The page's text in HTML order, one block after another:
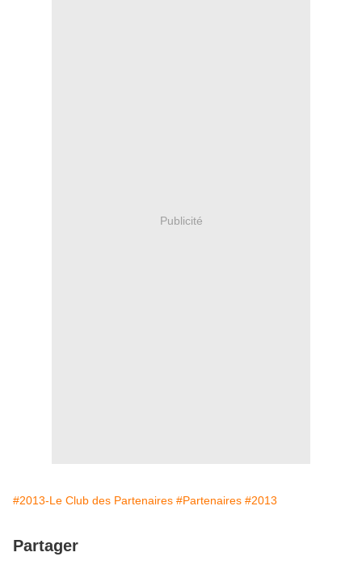
Publicité
#2013-Le Club des Partenaires #Partenaires #2013
Partager